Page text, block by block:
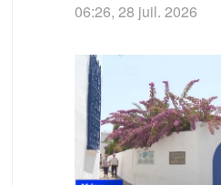
06:26, 28 juil. 2026